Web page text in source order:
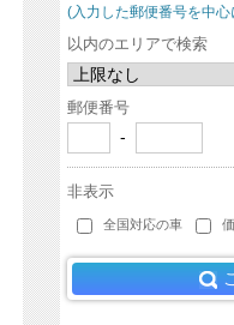
(入力した郵便番号を中
以内のエリアで検索
郵便番号
-
非表示
全国対応の車